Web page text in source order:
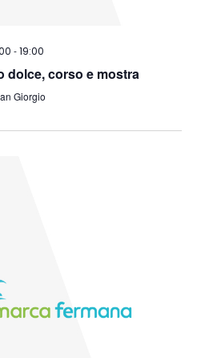
-19:00
dolce, corso e mostra
Giorgio